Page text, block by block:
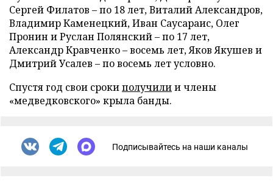
Сергей Филатов – по 18 лет, Виталий Александров,
Владимир Каменецкий, Иван Саусараис, Олег
Пронин и Руслан Полянский – по 17 лет,
Александр Кравченко – восемь лет, Яков Якушев и
Дмитрий Усалев – по восемь лет условно.
Спустя год свои срокиполучилии члены
«медведковского» крыла банды.
Подписывайтесь на наши каналы